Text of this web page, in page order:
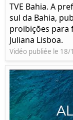
TVE Bahia. A
sul da Bahia,
proibições para
Juliana Lisboa.
Vidéo publiée le